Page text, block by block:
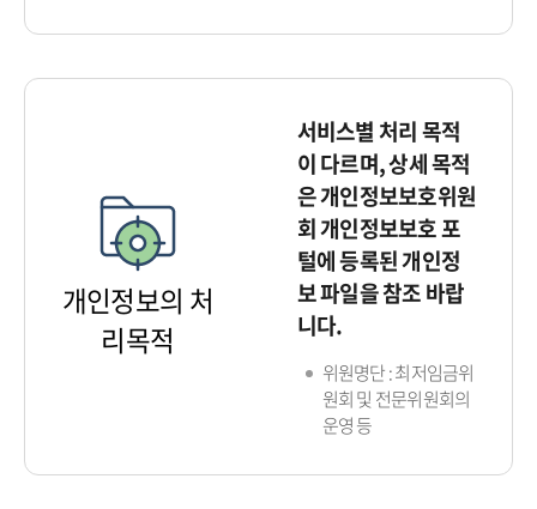
개인정보의 처
리목적
서비스별 처리 목적
이 다르며, 상세 목적
은 개인정보보호위원
회 개인정보보호 포
털에 등록된 개인정
보 파일을 참조 바랍
니다.
위원명단 : 최저임금위
원회 및 전문위원회의
운영 등